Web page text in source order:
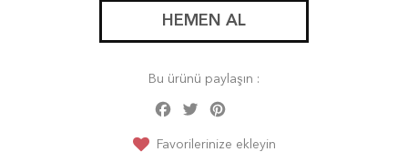
HEMEN AL
Bu ürünü paylaşın :
Facebook
Twitter
Favorilerinize ekleyin